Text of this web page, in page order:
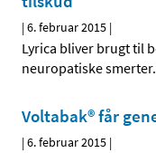
|6. februar 2015 |
Lyrica bliver brugt til
neuropatiske
Voltabak® får
|6. februar 2015 |